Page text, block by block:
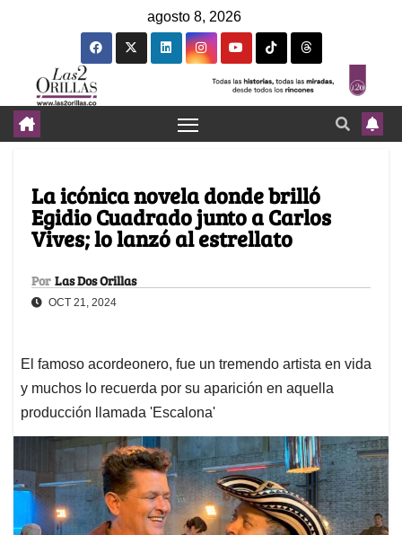
agosto 8, 2026
La icónica novela donde brilló
Egidio Cuadrado junto a Carlos
Vives; lo lanzó al estrellato
Por Las Dos Orillas
OCT 21, 2024
El famoso acordeonero, fue un tremendo artista en vida
y muchos lo recuerda por su aparición en aquella
producción llamada 'Escalona'